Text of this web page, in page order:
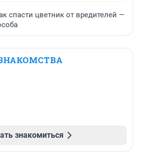
спасти цветник от вредителей —
знакомиться